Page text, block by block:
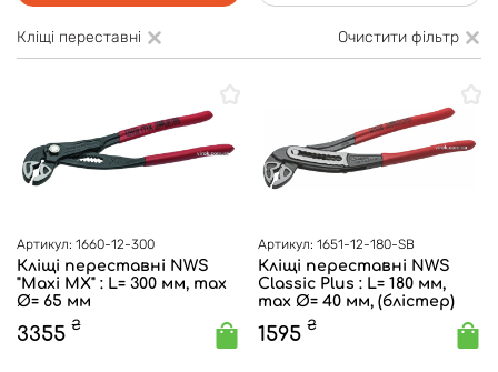
Кліщі переставні Очистити фільтр
Артикул: 1660-12-300
Кліщі переставні NWS
"Maxi MX" : L= 300 мм, max
Ø= 65 мм
3355 ₴
Артикул: 1651-12-180-SB
Кліщі переставні NWS
Classic Plus : L= 180 мм,
max Ø= 40 мм, (блістер)
1595 ₴